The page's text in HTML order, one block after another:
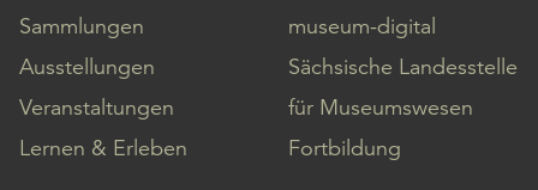
Sammlungen
Ausstellungen
Veranstaltungen
Lernen & Erleben
museum-digital
Sächsische Landesstelle
für Museumswesen
Fortbildung